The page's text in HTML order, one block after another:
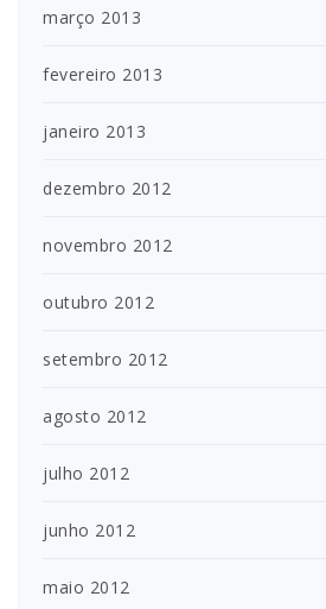
março 2013
fevereiro 2013
janeiro 2013
dezembro 2012
novembro 2012
outubro 2012
setembro 2012
agosto 2012
julho 2012
junho 2012
maio 2012